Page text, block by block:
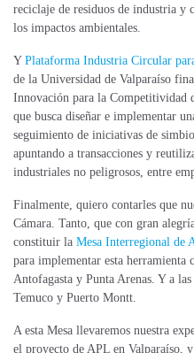
reciclaje de residuos de industria y
los impactos ambientales.
Y Plataforma Industria Circular
de la Universidad de Valparaíso
Innovación para la Competitividad
que busca diseñar e implementar
seguimiento de iniciativas de
apuntando a transacciones y
industriales no peligrosos, entre
Finalmente, quiero contarles que
Cámara. Tanto, que con gran
constituir la Mesa Interregional de
para implementar esta herramienta
Antofagasta y Punta Arenas. Y a
Temuco y Puerto Montt.
A esta Mesa llevaremos nuestra
el proyecto de APL en Valparaíso,